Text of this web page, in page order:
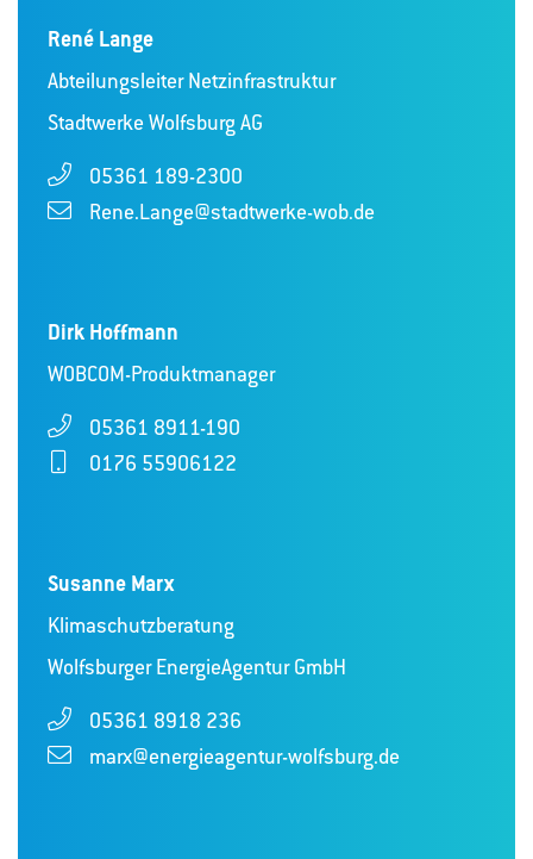
René Lange
Abteilungsleiter Netzinfrastruktur
Stadtwerke Wolfsburg AG
05361 189-2300
Rene.Lange@stadtwerke-wob.de
Dirk Hoffmann
WOBCOM-Produktmanager
05361 8911-190
0176 55906122
Susanne Marx
Klimaschutzberatung
Wolfsburger EnergieAgentur GmbH
05361 8918 236
marx@energieagentur-wolfsburg.de